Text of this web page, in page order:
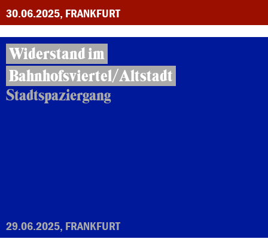
30.06.2025, FRANKFURT
Widerstand im
Bahnhofsviertel/Altstadt
Stadtspaziergang
29.06.2025, FRANKFURT